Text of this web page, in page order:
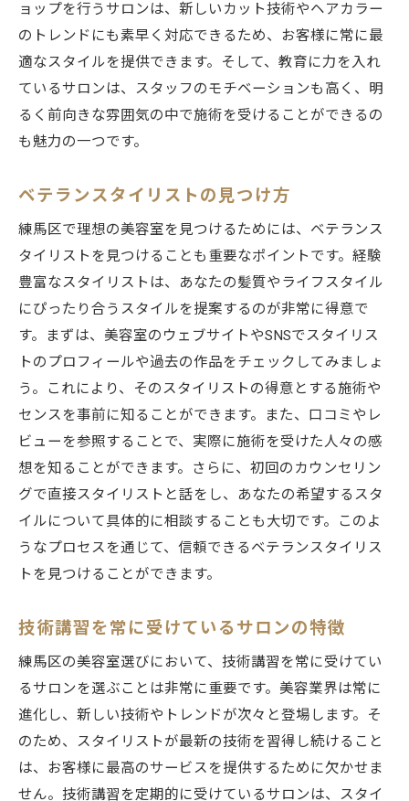
ョップを行うサロンは、新しいカット技術やヘアカラー
のトレンドにも素早く対応できるため、お客様に常に最
適なスタイルを提供できます。そして、教育に力を入れ
ているサロンは、スタッフのモチベーションも高く、明
るく前向きな雰囲気の中で施術を受けることができるの
も魅力の一つです。
ベテランスタイリストの見つけ方
練馬区で理想の美容室を見つけるためには、ベテランス
タイリストを見つけることも重要なポイントです。経験
豊富なスタイリストは、あなたの髪質やライフスタイル
にぴったり合うスタイルを提案するのが非常に得意で
す。まずは、美容室のウェブサイトやSNSでスタイリス
トのプロフィールや過去の作品をチェックしてみましょ
う。これにより、そのスタイリストの得意とする施術や
センスを事前に知ることができます。また、口コミやレ
ビューを参照することで、実際に施術を受けた人々の感
想を知ることができます。さらに、初回のカウンセリン
グで直接スタイリストと話をし、あなたの希望するスタ
イルについて具体的に相談することも大切です。このよ
うなプロセスを通じて、信頼できるベテランスタイリス
トを見つけることができます。
技術講習を常に受けているサロンの特徴
練馬区の美容室選びにおいて、技術講習を常に受けてい
るサロンを選ぶことは非常に重要です。美容業界は常に
進化し、新しい技術やトレンドが次々と登場します。そ
のため、スタイリストが最新の技術を習得し続けること
は、お客様に最高のサービスを提供するために欠かせま
せん。技術講習を定期的に受けているサロンは、スタイ